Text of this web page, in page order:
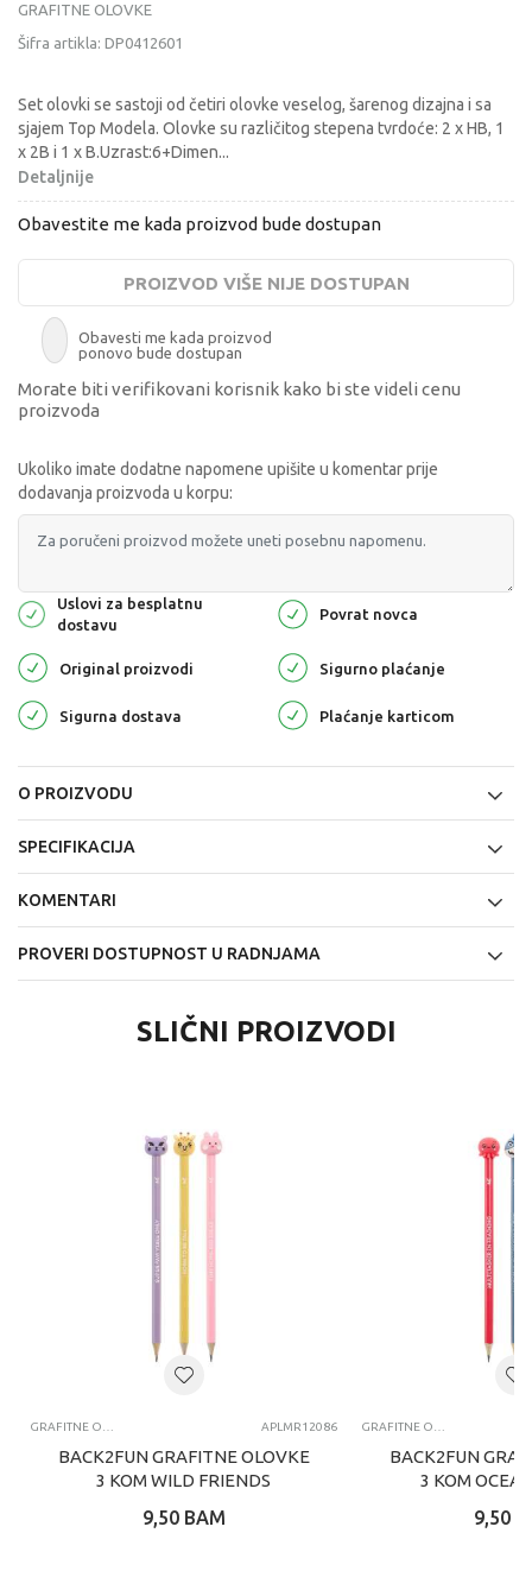
GRAFITNE OLOVKE
Šifra artikla: DP0412601
Set olovki se sastoji od četiri olovke veselog, šarenog dizajna i sa
sjajem Top Modela. Olovke su različitog stepena tvrdoće: 2 x HB, 1
x 2B i 1 x B.Uzrast:6+Dimen...
Detaljnije
Obavestite me kada proizvod bude dostupan
PROIZVOD VIŠE NIJE DOSTUPAN
Obavesti me kada proizvod
ponovo bude dostupan
Morate biti verifikovani korisnik kako bi ste videli cenu
proizvoda
Ukoliko imate dodatne napomene upišite u komentar prije
dodavanja proizvoda u korpu:
Uslovi za besplatnu
dostavu
Povrat novca
Original proizvodi Sigurno plaćanje
Sigurna dostava Plaćanje karticom
O PROIZVODU
SPECIFIKACIJA
KOMENTARI
PROVERI DOSTUPNOST U RADNJAMA
SLIČNI PROIZVODI
GRAFITNE OLOVKE APLMR12086
BACK2FUN GRAFITNE OLOVKE
3 KOM WILD FRIENDS
9,50 BAM
GRAFITNE OLOVKE
BACK2FUN
3 KOM
9,50